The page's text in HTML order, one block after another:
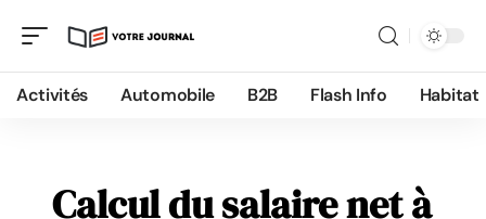
Activités Automobile B2B Flash Info Habitat
Calcul du salaire net à